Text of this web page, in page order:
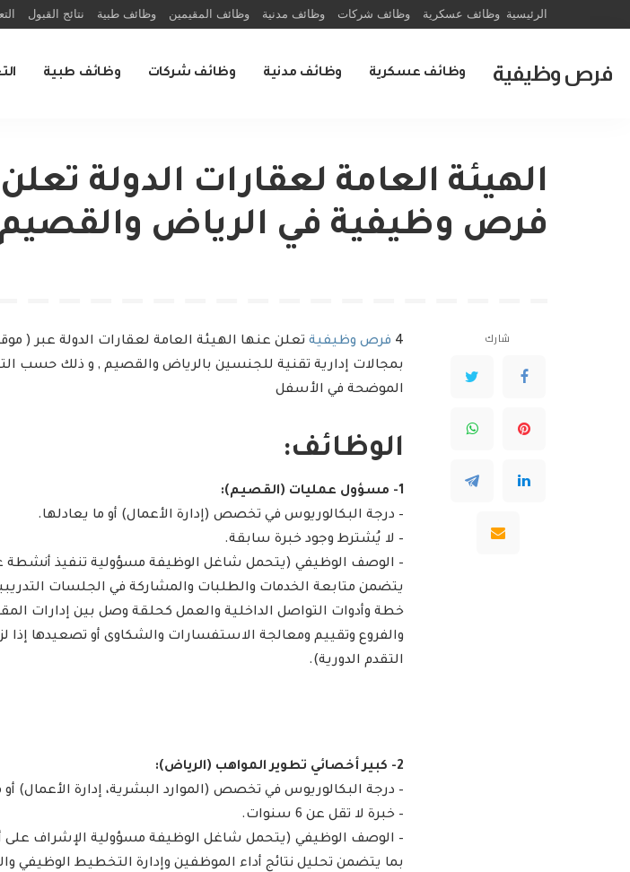
الرئيسية وظائف عسكرية وظائف شركات وظائف مدنية وظائف المقيمين وظائف طبية نتائج القبول
فرص وظيفية وظائف عسكرية وظائف مدنية وظائف شركات وظائف طبية
فرص وظيفية في الرياض والقصيم
شارك 4 فرص وظيفية تعلن عنها الهيئة العامة لعقارات الدولة عبر (
بمجالات إدارية تقنية للجنسين بالرياض والقصيم , و ذلك حسب
الموضحة في الأسفل
الوظائف:
1- مسؤول عمليات (القصيم):
– درجة البكالوريوس في تخصص (إدارة الأعمال) أو ما يعادلها.
– لا يُشترط وجود خبرة سابقة.
– الوصف الوظيفي (يتحمل شاغل الوظيفة مسؤولية تنفيذ أنشطة
يتضمن متابعة الخدمات والطلبات والمشاركة في الجلسات
خطة وأدوات التواصل الداخلية والعمل كحلقة وصل بين إدارات
والفروع وتقييم ومعالجة الاستفسارات والشكاوى أو تصعيدها إذا لزم
التقدم الدورية).
2- كبير أخصائي تطوير المواهب (الرياض):
– درجة البكالوريوس في تخصص (الموارد البشرية، إدارة الأعمال) أو
– خبرة لا تقل عن 6 سنوات.
– الوصف الوظيفي (يتحمل شاغل الوظيفة مسؤولية الإشراف على
بما يتضمن تحليل نتائج أداء الموظفين وإدارة التخطيط الوظيفي